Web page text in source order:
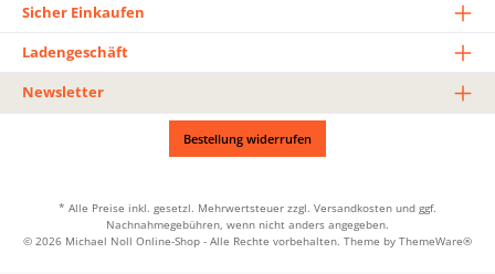
Sicher Einkaufen
Ladengeschäft
Newsletter
Bestellung widerrufen
* Alle Preise inkl. gesetzl. Mehrwertsteuer zzgl. Versandkosten und ggf.
Nachnahmegebühren, wenn nicht anders angegeben.
© 2026 Michael Noll Online-Shop - Alle Rechte vorbehalten. Theme by ThemeWare®